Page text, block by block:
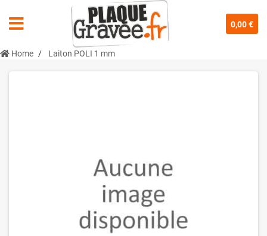
0,00 €
Home Laiton POLI 1 mm